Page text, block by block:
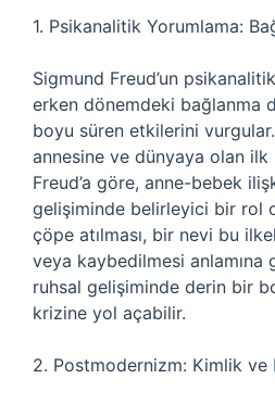
1. Psikanalitik Yorumlama:
Sigmund Freud’un
erken dönemdeki bağlanma
boyu süren etkilerini
annesine ve dünyaya olan ilk
Freud’a göre, anne-bebek
gelişiminde belirleyici bir rol
çöpe atılması, bir nevi bu
veya kaybedilmesi anlamına
ruhsal gelişiminde derin bir
krizine yol açabilir.
2. Postmodernizm: Kimlik ve